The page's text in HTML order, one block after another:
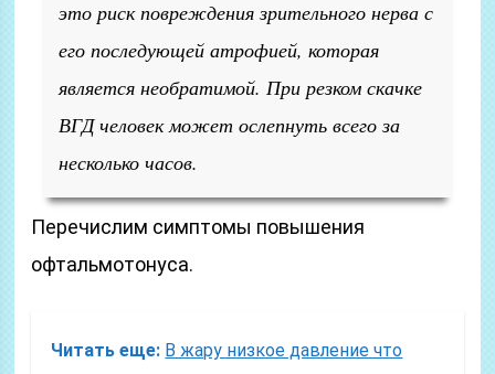
это риск повреждения зрительного нерва с
его последующей атрофией, которая
является необратимой. При резком скачке
ВГД человек может ослепнуть всего за
несколько часов.
Перечислим симптомы повышения
офтальмотонуса.
Читать еще: В жару низкое давление что